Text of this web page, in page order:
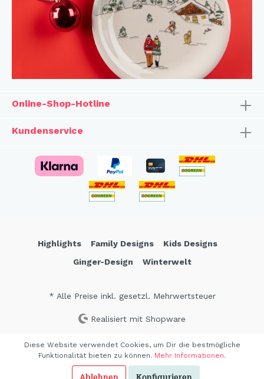
Online-Shop-Hotline
Kundenservice
Highlights Family Designs
Kids Designs
Ginger-Design
Winterwelt
* Alle Preise inkl. gesetzl. Mehrwertsteuer
Realisiert mit Shopware
Diese Website verwendet Cookies, um Dir die bestmögliche
Funktionalität bieten zu können. Mehr Informationen.